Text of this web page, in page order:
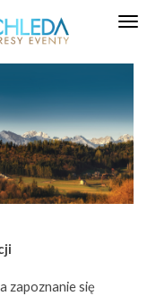
zapoznanie się